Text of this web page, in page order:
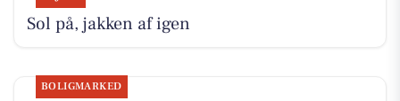
Sol på, jakken af igen
BOLIGMARKED